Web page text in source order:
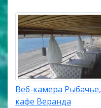
Веб-камера Рыбачье,
кафе Веранда